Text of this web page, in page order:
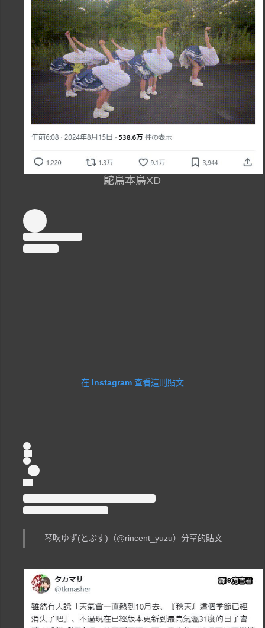
鴕鳥本鳥XD
在 Instagram 查看這則貼文
琴吹ゆず(とぷす)（@rincent_yuzu）分享的貼文